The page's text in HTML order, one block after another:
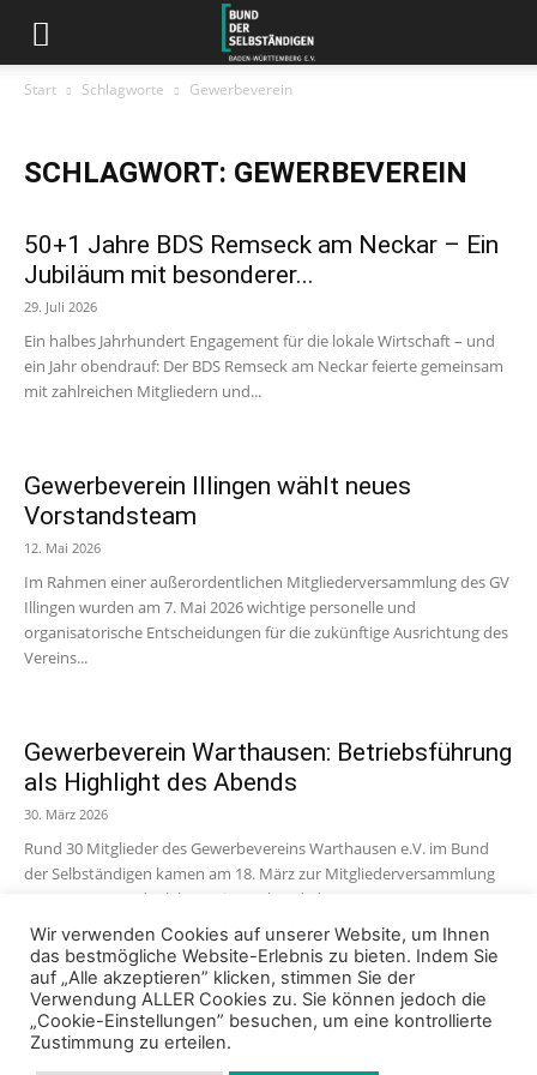
Start Schlagworte Gewerbeverein
SCHLAGWORT: GEWERBEVEREIN
50+1 Jahre BDS Remseck am Neckar – Ein
Jubiläum mit besonderer...
29. Juli 2026
Ein halbes Jahrhundert Engagement für die lokale Wirtschaft – und
ein Jahr obendrauf: Der BDS Remseck am Neckar feierte gemeinsam
mit zahlreichen Mitgliedern und...
Gewerbeverein Illingen wählt neues
Vorstandsteam
12. Mai 2026
Im Rahmen einer außerordentlichen Mitgliederversammlung des GV
Illingen wurden am 7. Mai 2026 wichtige personelle und
organisatorische Entscheidungen für die zukünftige Ausrichtung des
Vereins...
Gewerbeverein Warthausen: Betriebsführung
als Highlight des Abends
30. März 2026
Rund 30 Mitglieder des Gewerbevereins Warthausen e.V. im Bund
der Selbständigen kamen am 18. März zur Mitgliederversammlung
zusammen – und erlebten einen Abend, der...
Wir verwenden Cookies auf unserer Website, um Ihnen
das bestmögliche Website-Erlebnis zu bieten. Indem Sie
auf „Alle akzeptieren” klicken, stimmen Sie der
Verwendung ALLER Cookies zu. Sie können jedoch die
„Cookie-Einstellungen” besuchen, um eine kontrollierte
Zustimmung zu erteilen.